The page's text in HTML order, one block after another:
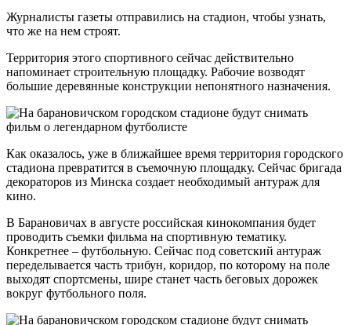
Журналисты газеты отправились на стадион, чтобы узнать,
что же на нем строят.
Территория этого спортивного сейчас действительно
напоминает строительную площадку. Рабочие возводят
большие деревянные конструкции непонятного назначения.
Как оказалось, уже в ближайшее время территория городского
стадиона превратится в съемочную площадку. Сейчас бригада
декораторов из Минска создает необходимый антураж для
кино.
В Барановичах в августе российская кинокомпания будет
проводить съемки фильма на спортивную тематику.
Конкретнее – футбольную. Сейчас под советский антураж
переделывается часть трибун, коридор, по которому на поле
выходят спортсмены, шире станет часть беговых дорожек
вокруг футбольного поля.